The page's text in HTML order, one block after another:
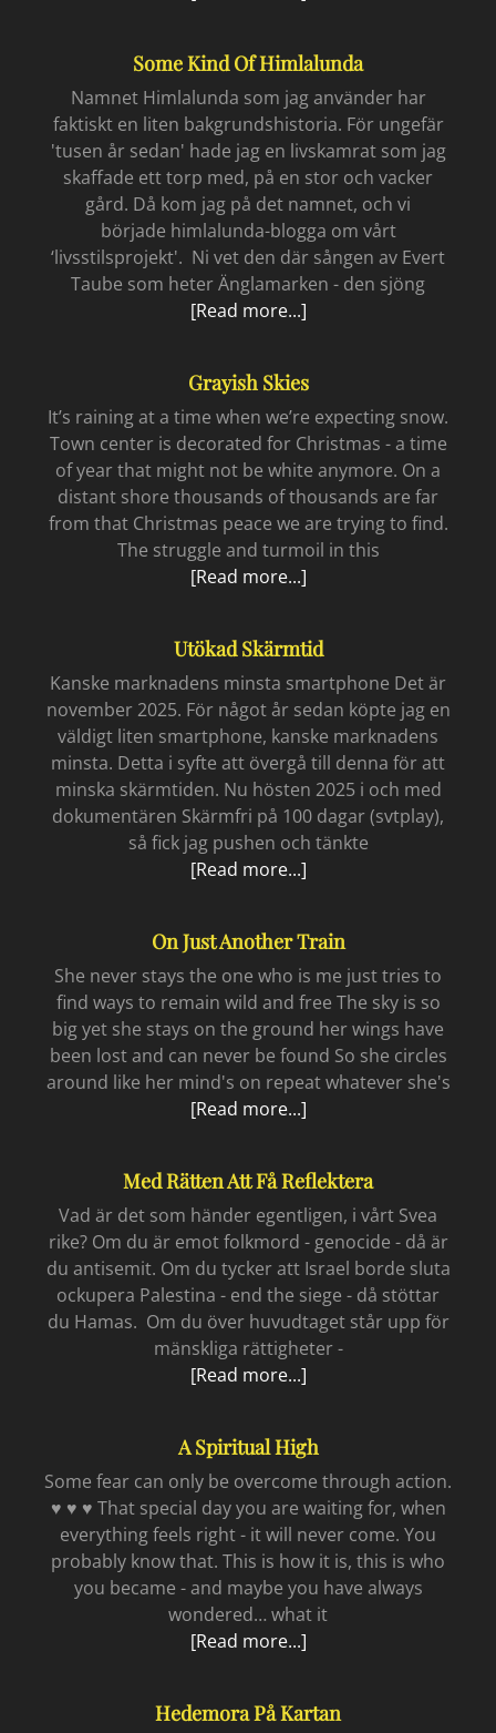
Some Kind Of Himlalunda
Namnet Himlalunda som jag använder har
faktiskt en liten bakgrundshistoria. För ungefär
'tusen år sedan' hade jag en livskamrat som jag
skaffade ett torp med, på en stor och vacker
gård. Då kom jag på det namnet, och vi
började himlalunda-blogga om vårt
‘livsstilsprojekt'. Ni vet den där sången av Evert
Taube som heter Änglamarken - den sjöng
[Read more...]Some
Himlalunda
Grayish Skies
It’s raining at a time when we’re expecting snow.
Town center is decorated for Christmas - a time
of year that might not be white anymore. On a
distant shore thousands of thousands are far
from that Christmas peace we are trying to find.
The struggle and turmoil in this
[Read more...]Grayish
Utökad Skärmtid
Kanske marknadens minsta smartphone Det är
november 2025. För något år sedan köpte jag en
väldigt liten smartphone, kanske marknadens
minsta. Detta i syfte att övergå till denna för att
minska skärmtiden. Nu hösten 2025 i och med
dokumentären Skärmfri på 100 dagar (svtplay),
så fick jag pushen och tänkte
[Read more...]Utökad
On Just Another Train
She never stays the one who is me just tries to
find ways to remain wild and free The sky is so
big yet she stays on the ground her wings have
been lost and can never be found So she circles
around like her mind's on repeat whatever she's
[Read more...]On
train
Med Rätten Att Få Reflektera
Vad är det som händer egentligen, i vårt Svea
rike? Om du är emot folkmord - genocide - då är
du antisemit. Om du tycker att Israel borde sluta
ockupera Palestina - end the siege - då stöttar
du Hamas. Om du över huvudtaget står upp för
mänskliga rättigheter -
[Read more...]Med
få
reflektera
A Spiritual High
Some fear can only be overcome through action.
♥ ♥ ♥ That special day you are waiting for, when
everything feels right - it will never come. You
probably know that. This is how it is, this is who
you became - and maybe you have always
wondered… what it
[Read more...]A
Hedemora På Kartan